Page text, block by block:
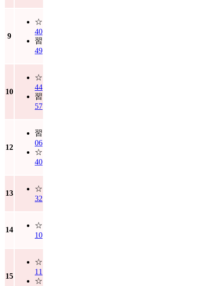
9
☆
40
習
49
10
☆
44
習
57
12
習
06
☆
40
13
☆
32
14
☆
10
15
☆
11
☆